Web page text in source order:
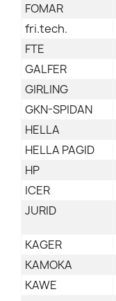
FOMAR
fri.tech.
FTE
GALFER
GIRLING
GKN-SPIDAN
HELLA
HELLA PAGID
HP
ICER
JURID
KAGER
KAMOKA
KAWE